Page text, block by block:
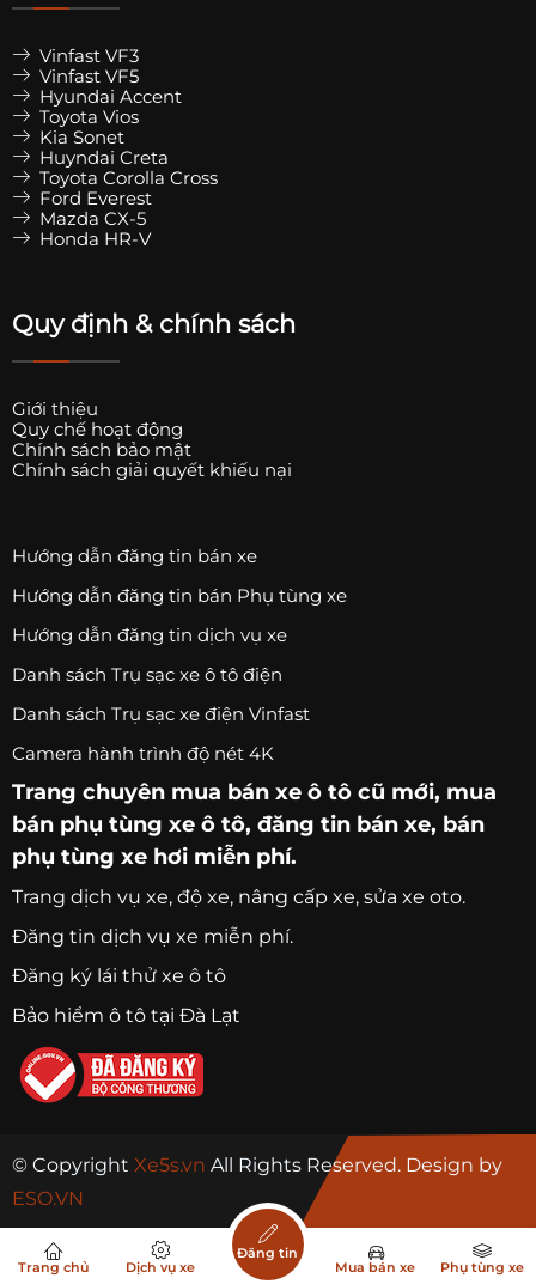
Vinfast VF3
Vinfast VF5
Hyundai Accent
Toyota Vios
Kia Sonet
Huyndai Creta
Toyota Corolla Cross
Ford Everest
Mazda CX-5
Honda HR-V
Quy định & chính sách
Giới thiệu
Quy chế hoạt động
Chính sách bảo mật
Chính sách giải quyết khiếu nại
Hướng dẫn đăng tin bán xe
Hướng dẫn đăng tin bán Phụ tùng xe
Hướng dẫn đăng tin dịch vụ xe
Danh sách Trụ sạc xe ô tô điện
Danh sách Trụ sạc xe điện Vinfast
Camera hành trình độ nét 4K
Trang chuyên mua bán xe ô tô cũ mới, mua
bán phụ tùng xe ô tô, đăng tin bán xe, bán
phụ tùng xe hơi miễn phí.
Trang dịch vụ xe, độ xe, nâng cấp xe, sửa xe oto.
Đăng tin dịch vụ xe miễn phí.
Đăng ký lái thử xe ô tô
Bảo hiểm ô tô tại Đà Lạt
© Copyright Xe5s.vn All Rights Reserved. Design by
ESO.VN
Trang chủ Dịch vụ xe
Đăng tin
Mua bán xe
Phụ tùng xe